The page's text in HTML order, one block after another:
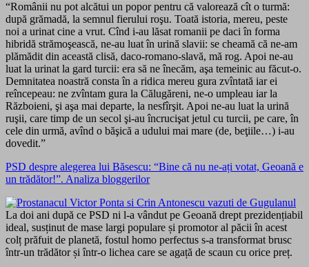
“Românii nu pot alcătui un popor pentru că valorează cît o turmă:
după grămadă, la semnul fierului roşu. Toată istoria, mereu, peste
noi a urinat cine a vrut. Cînd i-au lăsat romanii pe daci în forma
hibridă strămoşească, ne-au luat în urină slavii: se cheamă că ne-am
plămădit din această clisă, daco-romano-slavă, mă rog. Apoi ne-au
luat la urinat la gard turcii: era să ne înecăm, aşa temeinic au făcut-o.
Demnitatea noastră consta în a ridica mereu gura zvîntată iar ei
reîncepeau: ne zvîntam gura la Călugăreni, ne-o umpleau iar la
Războieni, şi aşa mai departe, la nesfîrşit. Apoi ne-au luat la urină
ruşii, care timp de un secol şi-au încrucişat jetul cu turcii, pe care, în
cele din urmă, avînd o băşică a udului mai mare (de, beţiile…) i-au
dovedit.”
PSD despre alegerea lui Băsescu: “Bine că nu ne-ați votat, Geoană e
un trădător!”. Analiza bloggerilor
La doi ani după ce PSD ni l-a vândut pe Geoană drept prezidențiabil
ideal, susținut de mase largi populare și promotor al păcii în acest
colț prăfuit de planetă, fostul homo perfectus s-a transformat brusc
într-un trădător și într-o lichea care se agață de scaun cu orice preț.